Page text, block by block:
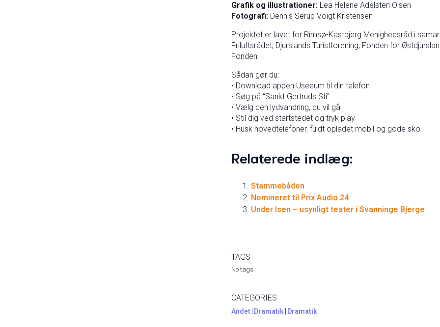
Grafik og illustrationer:Lea Helene Adelsten Olsen
Fotografi:Dennis Serup Voigt Kristensen
Projektet er lavet for Rimsø-Kastbjerg Menighedsråd i
Friluftsrådet, Djurslands Turistforening, Fonden for
Fonden.
Sådan gør du:
• Download appen Useeum til din telefon
• Søg på “Sankt Gertruds Sti”
• Vælg den lydvandring, du vil gå
• Stil dig ved startstedet og tryk play
• Husk hovedtelefoner, fuldt opladet mobil og gode sko
Relaterede indlæg:
Stammebåden
Nomineret til Prix Audio 24
Under Isen – usynligt teater i Svanninge Bjerge
TAGS
No tags
CATEGORIES
Andet Dramatik Dramatik